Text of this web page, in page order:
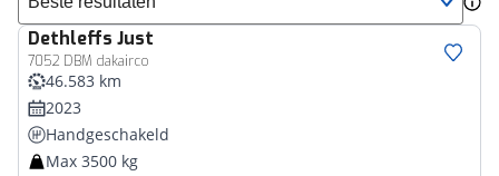
Sorteer resultaten
Dethleffs Just
7052 DBM dakairco
46.583 km
2023
Handgeschakeld
Max 3500 kg